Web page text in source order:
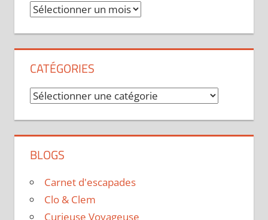
Archives
CATÉGORIES
Catégories
BLOGS
Carnet d'escapades
Clo & Clem
Curieuse Voyageuse